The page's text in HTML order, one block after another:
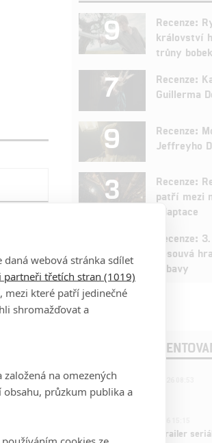
9
Recenze:
království
trůny bobek
7
Recenze:
Guillerma
9
Recenze:
Jeffreyho
3
Recenze:
patří mezi
adaptace
Recenze:
posouvá
zábavy
POSLEDNÍ
221
拆彈專家
Harry Potter: První trailer
daná webová stránka sdílet
partneři třetích stran (1019)
které patří jedinečné
shromažďovat a
na omezených
obsahu, průzkum publika a
cookies ze